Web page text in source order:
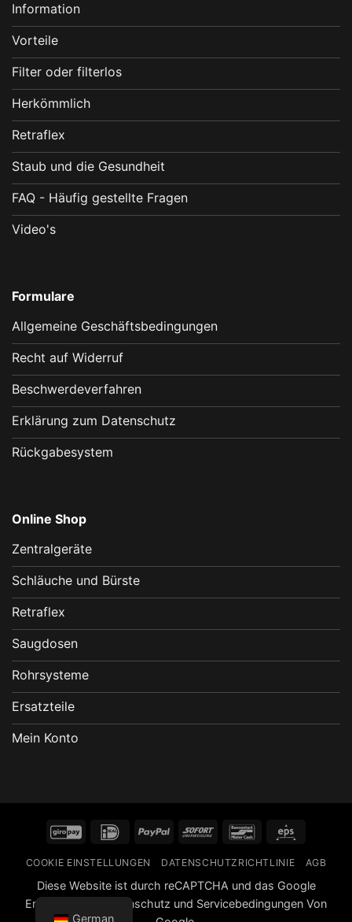
Information
Vorteile
Filter oder filterlos
Herkömmlich
Retraflex
Staub und die Gesundheit
FAQ - Häufig gestellte Fragen
Video's
Formulare
Allgemeine Geschäftsbedingungen
Recht auf Widerruf
Beschwerdeverfahren
Erklärung zum Datenschutz
Rückgabesystem
Online Shop
Zentralgeräte
Schläuche und Bürste
Retraflex
Saugdosen
Rohrsysteme
Ersatzteile
Mein Konto
GiroPay IDeal PayPal Sofort Bancontact
COOKIE EINSTELLUNGEN DATENSCHUTZRICHTLINIE AGB
Diese Website ist durch reCAPTCHA und das Google
Erklärung zum Datenschutz und Servicebedingungen Von
German